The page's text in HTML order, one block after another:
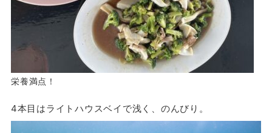
栄養満点！
4本目はライトハウスベイで浅く、のんびり。